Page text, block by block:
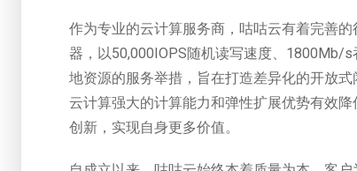
作为专业的云计算服务商，咕咕云有着完善
器，以50,000IOPS随机读写速度、1800Mb/
地资源的服务举措，旨在打造差异化的开放
云计算强大的计算能力和弹性扩展优势有效
创新，实现自身更多价值。